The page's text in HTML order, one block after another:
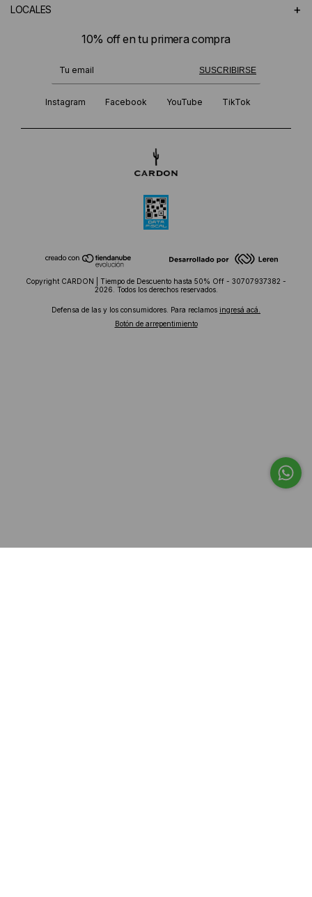
LOCALES +
10% off en tu primera compra
SUSCRIBIRSE
¡Te suscribiste exitosamente!
Instagram Facebook YouTube TikTok
Copyright CARDON | Tiempo de Descuento hasta 50% Off - 30707937382 -
2026. Todos los derechos reservados.
Defensa de las y los consumidores. Para reclamos ingresá acá.
Botón de arrepentimiento